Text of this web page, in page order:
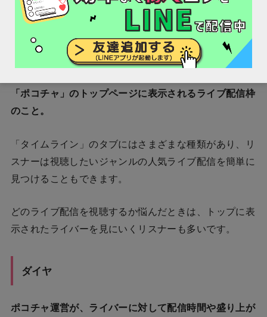
すると喜んでもらえます。
タイムライン
「ポコチャ」のトップページに表示されるライブ配信枠
のこと。
「タイムライン」のタブにはさまざまな種類があり、リ
スナーは視聴したいジャンルの人気ライブ配信を簡単に
見つけることもできます。
どのライブ配信を視聴するか悩んだときは、トップに表
示されたライバーを見にいくリスナーも多いです。
ダイヤ
ポコチャ運営が、ライバーに対して配信時間や盛り上が